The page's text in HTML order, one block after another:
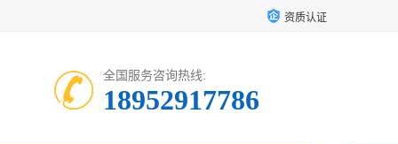
资质认证
全国服务咨询热线:
18952917786